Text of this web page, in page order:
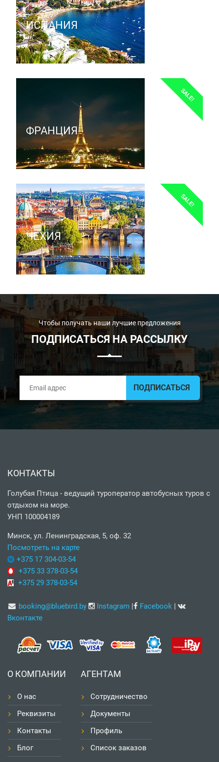
ИСПАНИЯ
SALE!
ФРАНЦИЯ
SALE!
ЧЕХИЯ
Чтобы получать наши лучшие предложения
ПОДПИСАТЬСЯ НА РАССЫЛКУ
КОНТАКТЫ
Голубая Птица - ведущий туроператор автобусных туров с
отдыхом на море.
УНП 100004189
Минск, ул. Ленинградская, 5, оф. 32
Посмотреть на карте
+375 17 304-03-54
+375 33 378-03-54
+375 29 378-03-54
booking@bluebird.by Instagram Facebook |
Вконтакте
О КОМПАНИИ
О нас
Реквизиты
Контакты
Блог
АГЕНТАМ
Сотрудничество
Документы
Профиль
Список заказов